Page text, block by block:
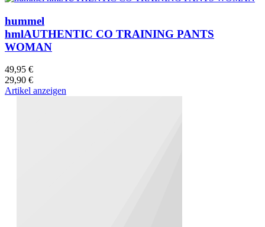
hummel
hmlAUTHENTIC CO TRAINING PANTS
WOMAN
49,95 €
29,90 €
Artikel anzeigen